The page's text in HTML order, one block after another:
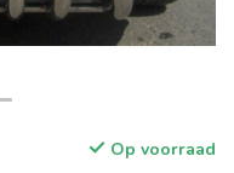
Op voorraad